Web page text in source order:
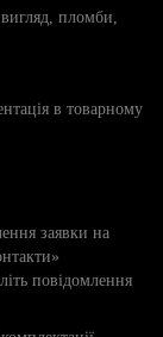
вигляд, пломби,
в товарному
заявки на
повідомлення